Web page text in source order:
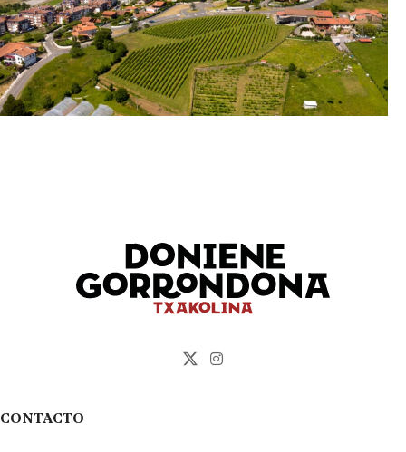
CONTACTO